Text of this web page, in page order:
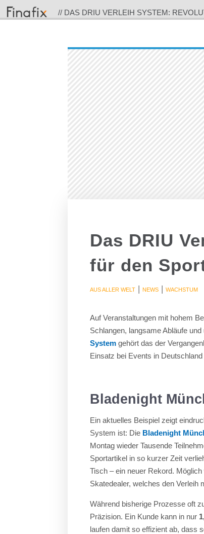
// DAS DRIU VERLEIH SYSTEM:
Das DRIU
für den
AUS ALLER WELT |NEWS |WACHSTUM
Auf Veranstaltungen mit hohem
Schlangen, langsame Abläufe
System gehört das der
Einsatz bei Events in
Bladenight
Ein aktuelles Beispiel zeigt
System ist: Die Bladenight
Montag wieder Tausende
Sportartikel in so kurzer Zeit
Tisch – ein neuer Rekord.
Skatedealer, welches den Verleih
Während bisherige Prozesse oft
Präzision. Ein Kunde kann in nur
laufen damit so effizient ab, dass